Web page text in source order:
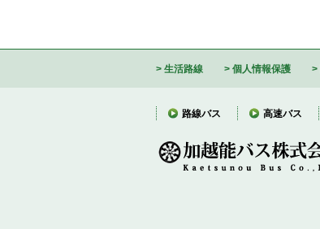
生活路線 個人情報保護
路線バス 高速バス